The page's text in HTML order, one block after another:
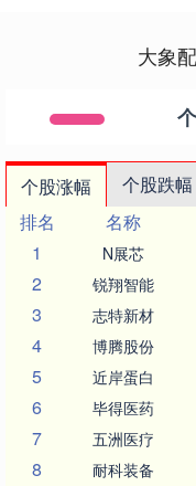
大象
个股涨幅 个股跌幅
排名
名称
1
N展芯
2 锐翔智能
3 志特新材
4 博腾股份
5 近岸蛋白
6 毕得医药
7 五洲医疗
8 耐科装备